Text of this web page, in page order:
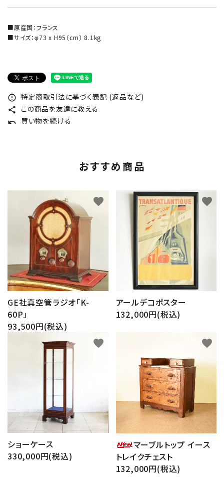
■原産国：フランス
■サイズ：φ73 x H95（cm） 8.1kg
error_outline 特定商取引法に基づく表記 (返品など)
share この商品を友達に教える
undo 買い物を続ける
おすすめ商品
GE社真空管ラジオ「K-
60P」
93,500円(税込)
favorite
アールデコポスター
132,000円(税込)
favorite
ショーケース
330,000円(税込)
favorite
マーブルトップ イース
トレイクチェスト
132,000円(税込)
favorite